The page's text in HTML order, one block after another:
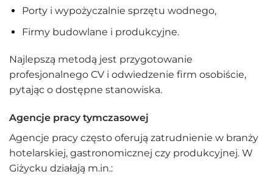
Porty i wypożyczalnie sprzętu wodnego,
Firmy budowlane i produkcyjne.
Najlepszą metodą jest przygotowanie
profesjonalnego CV i odwiedzenie firm osobiście,
pytając o dostępne stanowiska.
Agencje pracy tymczasowej
Agencje pracy często oferują zatrudnienie w branży
hotelarskiej, gastronomicznej czy produkcyjnej. W
Giżycku działają m.in.: